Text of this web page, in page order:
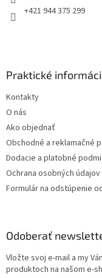
+421 944 375 299
Praktické
Kontakty
O nás
Ako objednať
Obchodné a reklamačné
Dodacie a platobné
Ochrana osobných údajov
Formulár na odstúpenie
Odoberať
Vložte svoj e-mail a my
produktoch na našom e-